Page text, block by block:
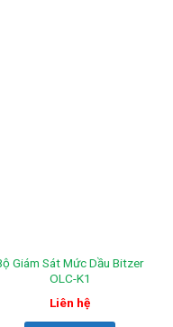
Giám Sát Mức Dầu Bitzer
OLC-K1
Liên hệ